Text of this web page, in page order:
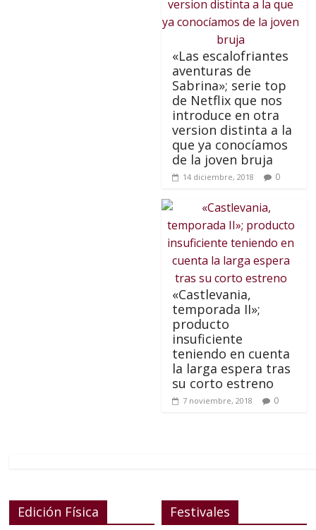
«Las escalofriantes
aventuras de
Sabrina»; serie top
de Netflix que nos
introduce en otra
version distinta a la
que ya conocíamos
de la joven bruja
14 diciembre, 2018 0
«Castlevania,
temporada II»;
producto
insuficiente
teniendo en cuenta
la larga espera tras
su corto estreno
7 noviembre, 2018 0
Edición Física Festivales